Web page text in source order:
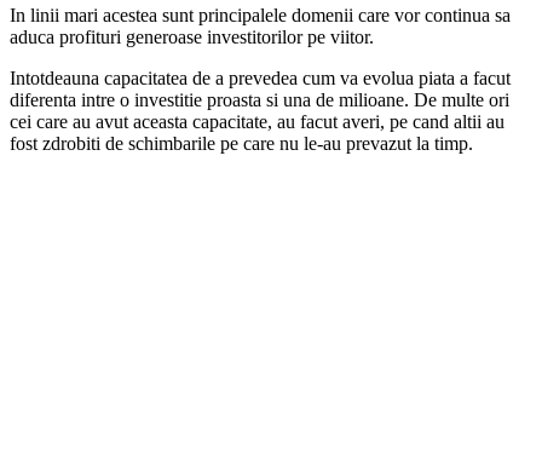
In linii mari acestea sunt principalele domenii care vor continua sa
aduca profituri generoase investitorilor pe viitor.
Intotdeauna capacitatea de a prevedea cum va evolua piata a facut
diferenta intre o investitie proasta si una de milioane. De multe ori
cei care au avut aceasta capacitate, au facut averi, pe cand altii au
fost zdrobiti de schimbarile pe care nu le-au prevazut la timp.